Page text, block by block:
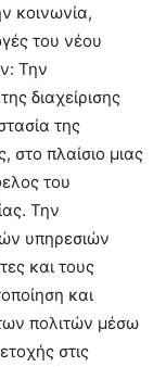
κοινωνία,
του νέου
Την
διαχείρισης
της
στο πλαίσιο μιας
του
Την
υπηρεσιών
και τους
και
πολιτών μέσω
στις